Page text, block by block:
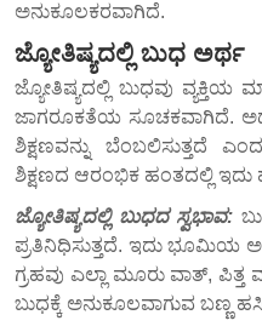
ಅನುಕೂಲಕರವಾಗಿದೆ.
ಜ್ಯೋತಿಷ್ಯದಲ್ಲಿ ಬುಧ ಅರ್ಥ
ಜ್ಯೋತಿಷ್ಯದಲ್ಲಿ ಬುಧವು ವ್ಯಕ್ತಿಯ
ಜಾಗರೂಕತೆಯ ಸೂಚಕವಾಗಿದೆ.
ಶಿಕ್ಷಣವನ್ನು ಬೆಂಬಲಿಸುತ್ತದೆ
ಶಿಕ್ಷಣದ ಆರಂಭಿಕ ಹಂತದಲ್ಲಿ ಇದು
ಜ್ಯೋತಿಷ್ಯದಲ್ಲಿ ಬುಧದ ಸ್ವಭಾವ:
ಪ್ರತಿನಿಧಿಸುತ್ತದೆ. ಇದು ಭೂಮಿಯ
ಗ್ರಹವು ಎಲ್ಲಾ ಮೂರು ವಾತ್, ಪಿತ್ತ
ಬುಧಕ್ಕೆ ಅನುಕೂಲವಾಗುವ ಬಣ್ಣ